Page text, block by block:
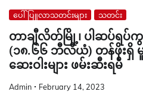
ပေါ်ပြူလာသတင်းများ သတင်း
တာချီလိတ်မြို့၊ ပါဆပ်ရ
(၁၈.၆၆ ဘီလီယံ) တန်ဖိုးရှိ
ဆေးဝါးများ ဖမ်းဆီးရမိ
Admin February 14, 2023